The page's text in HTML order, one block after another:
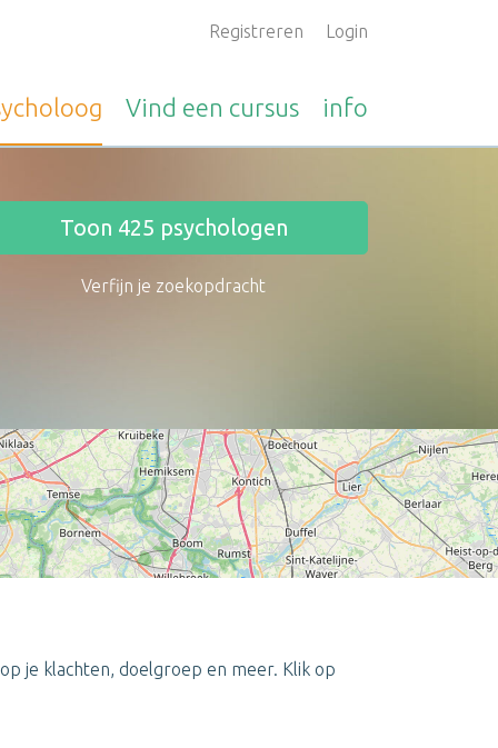
Registreren Login
Vind een cursus info
Toon 425 psychologen
Verfijn je zoekopdracht
je klachten, doelgroep en meer. Klik op